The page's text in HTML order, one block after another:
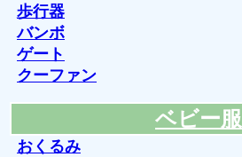
歩行器
バンボ
ゲート
クーファン
ベビー服
おくるみ